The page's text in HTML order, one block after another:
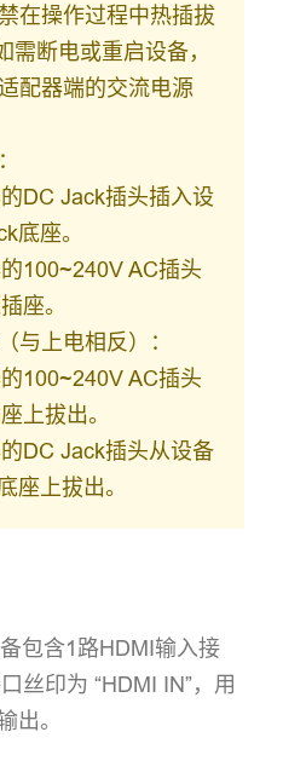
在操作过程中热插拔
需断电或重启设备，
配器端的交流电源
DC Jack插头插入设
底座。
100~240V AC插头
座。
与上电相反）：
100~240V AC插头
上拔出。
DC Jack插头从设备
座上拔出。
包含1路HDMI输入接
丝印为 “HDMI IN”，用
出。